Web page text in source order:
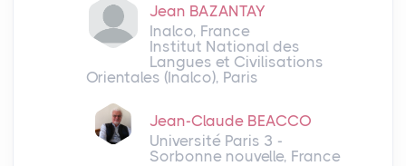
Jean BAZANTAY
Inalco, France
Institut National des
Langues et Civilisations
Orientales (Inalco), Paris
Jean-Claude BEACCO
Université Paris 3 -
Sorbonne nouvelle, France